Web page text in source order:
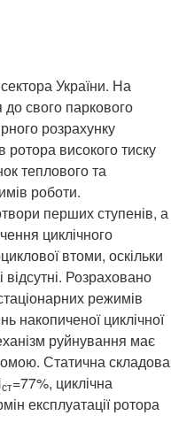
України. На
свого паркового
розрахунку
ротора високого тиску
теплового та
роботи.
перших ступенів, а
циклічного
втоми, оскільки
Розраховано
режимів
накопиченої циклічної
руйнування має
Статична складова
ст=77%, циклічна
експлуатації ротора